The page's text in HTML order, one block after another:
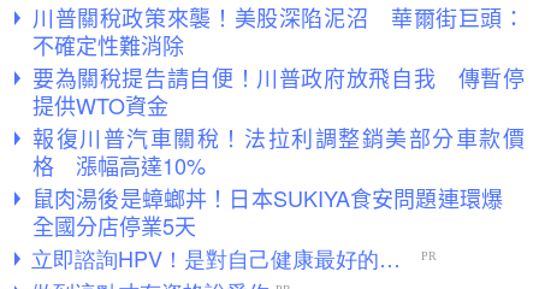
川普關稅政策來襲！美股深陷泥沼 華爾街巨頭：
不確定性難消除
要為關稅提告請自便！川普政府放飛自我 傳暫停
提供WTO資金
報復川普汽車關稅！法拉利調整銷美部分車款價
格 漲幅高達10%
鼠肉湯後是蟑螂丼！日本SUKIYA食安問題連環爆
全國分店停業5天